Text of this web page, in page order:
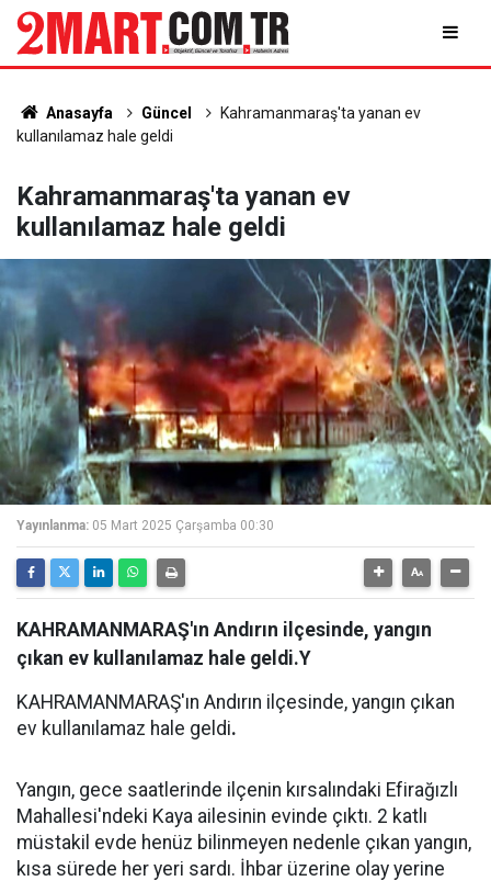
Anasayfa Güncel
Kahramanmaraş'ta yanan ev
kullanılamaz hale geldi
Kahramanmaraş'ta yanan ev
kullanılamaz hale geldi
Yayınlanma: 05 Mart 2025 Çarşamba 00:30
KAHRAMANMARAŞ'ın Andırın ilçesinde, yangın
çıkan ev kullanılamaz hale geldi.Y
KAHRAMANMARAŞ'ın Andırın ilçesinde, yangın çıkan
ev kullanılamaz hale geldi.
Yangın, gece saatlerinde ilçenin kırsalındaki Efirağızlı
Mahallesi'ndeki Kaya ailesinin evinde çıktı. 2 katlı
müstakil evde henüz bilinmeyen nedenle çıkan yangın,
kısa sürede her yeri sardı. İhbar üzerine olay yerine